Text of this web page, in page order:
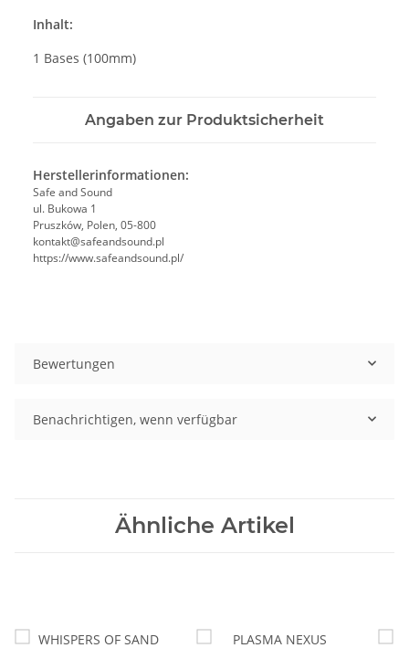
Inhalt:
1 Bases (100mm)
Angaben zur Produktsicherheit
Herstellerinformationen:
Safe and Sound
ul. Bukowa 1
Pruszków, Polen, 05-800
kontakt@safeandsound.pl
https://www.safeandsound.pl/
Bewertungen
Benachrichtigen, wenn verfügbar
Ähnliche Artikel